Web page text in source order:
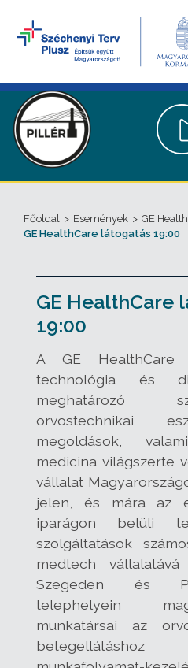
Főoldal > Események > GE
GE HealthCare látogatás 19:00
GE HealthCare
19:00
A GE HealthCare
technológia és
meghatározó
orvostechnikai
megoldások,
medicina világszerte
vállalat
jelen, és mára az
iparágon belüli
szolgáltatások
medtech vállalatává
Szegeden és
telephelyein
munkatársai az